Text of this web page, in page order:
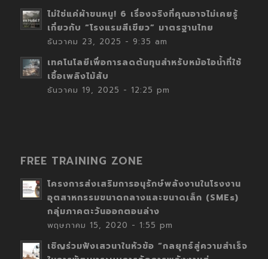
ไม่ใช่แค่ผ้าขนหนู! 6 เรื่องจริงที่คุณอาจไม่เคยรู้
เกี่ยวกับ “โรงแรมสีเขียว” มาตรฐานไทย
ธันวาคม 23, 2025 - 9:35 am
เทคโนโลยีเพื่อการลดต้นทุนสำหรับหม้อไอน้ำที่ใช้
เชื้อเพลิงไม้สับ
ธันวาคม 19, 2025 - 12:25 pm
FREE TRAINING ZONE
โครงการส่งเสริมการอนุรักษ์พลังงานในโรงงาน
อุตสาหกรรมขนาดกลางและขนาดเล็ก (SMEs)
กลุ่มภาคตะวันออกตอนล่าง
พฤษภาคม 15, 2020 - 1:55 pm
เชิญร่วมฟังเสวนาในหัวข้อ “กลยุทธ์สู่ความสำเร็จ